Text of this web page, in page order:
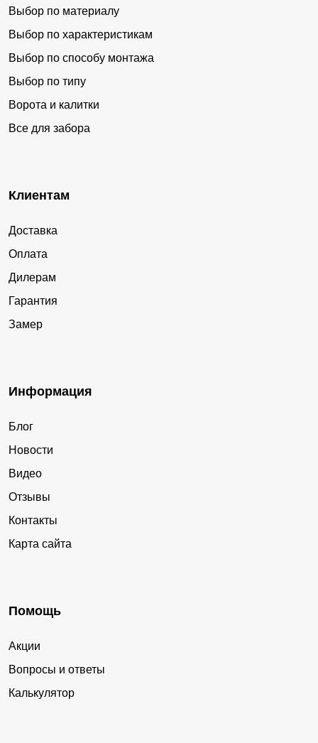
Выбор по материалу
Выбор по характеристикам
Выбор по способу монтажа
Выбор по типу
Ворота и калитки
Все для забора
Клиентам
Доставка
Оплата
Дилерам
Гарантия
Замер
Информация
Блог
Новости
Видео
Отзывы
Контакты
Карта сайта
Помощь
Акции
Вопросы и ответы
Калькулятор